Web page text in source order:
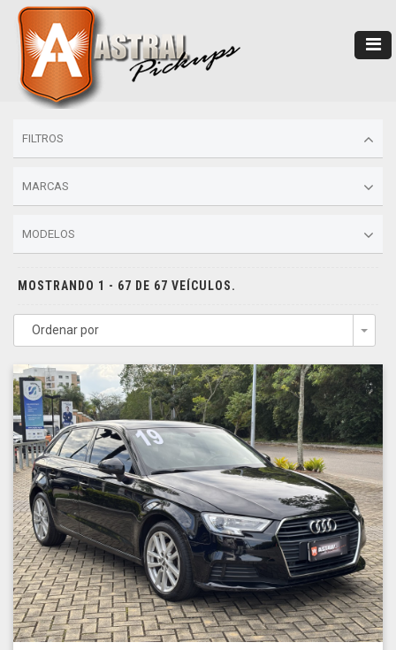
FILTROS
MARCAS
MODELOS
MOSTRANDO 1 - 67 DE 67 VEÍCULOS.
Ordenar por